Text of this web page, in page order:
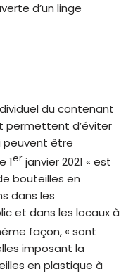
d’un linge
du contenant
permettent d’éviter
peuvent être
1er janvier 2021 « est
bouteilles en
dans les
et dans les locaux à
façon, « sont
imposant la
en plastique à